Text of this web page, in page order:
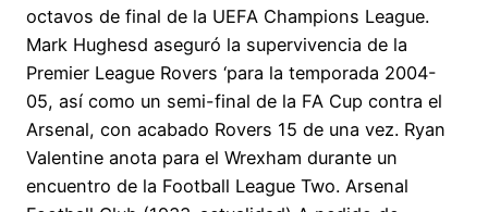
octavos de final de la UEFA Champions League.
Mark Hughesd aseguró la supervivencia de la
Premier League Rovers ‘para la temporada 2004-
05, así como un semi-final de la FA Cup contra el
Arsenal, con acabado Rovers 15 de una vez. Ryan
Valentine anota para el Wrexham durante un
encuentro de la Football League Two. Arsenal